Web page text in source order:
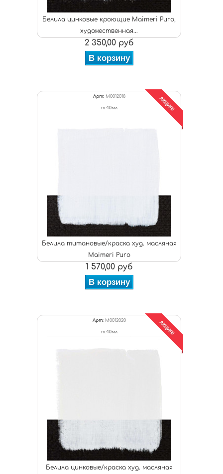
Белила цинковые кроющие Maimeri Puro,
художественная...
2 350,00 руб
В корзину
Арт: M0012018
т.40мл
Белила титановые/краска худ. масляная
Maimeri Puro
АКЦИЯ!
1 570,00 руб
В корзину
Арт: M0012020
т.40мл
Белила цинковые/краска худ. масляная
АКЦИЯ!